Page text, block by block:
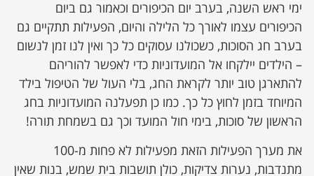
ימי ראש השנה, בערב יום הכיפורים וכאמור גם ביום
הכיפורים עצמו לאורך כל הלילה והיום, הפעילות תתקיים גם
בערב חג הסוכות, כשכולנו עסוקים כל כך ואין לנו זמן לנשום
– הילדים יילקחו אל המועדוניות כדי לאפשר להוריהם
להתארגן טוב יותר לקראת החג, בלי העול של הטיפול בילד
המיוחד בזמן לחוץ כל כך. כמו כן תפעלנה המועדוניות בחג
הראשון של סוכות, בימי חול המועד וכך גם בשמחת תורה!
את מערך הפעילות הזאת מפעילות לא פחות מ-100
מתנדבות, נערות צדיקות, כולן תושבות בית שמש, בנות שאין